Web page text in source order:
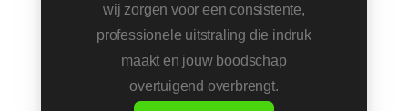
wij zorgen voor een consistente,
professionele uitstraling die indruk
maakt en jouw boodschap
overtuigend overbrengt.